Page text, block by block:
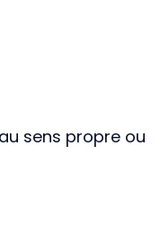
sens propre ou